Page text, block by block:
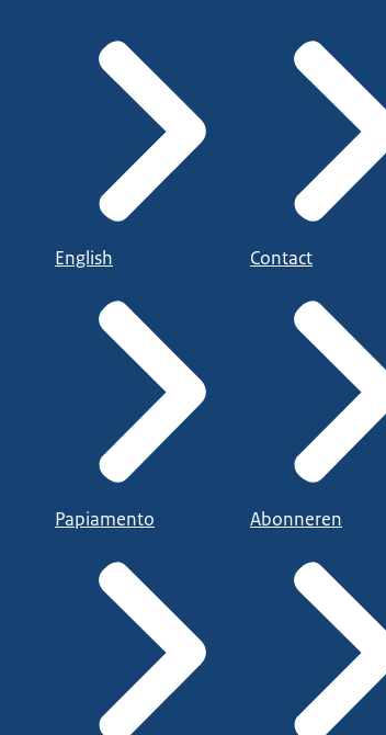
English
Papiamento
Contact
Abonneren